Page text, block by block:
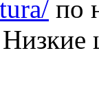
по